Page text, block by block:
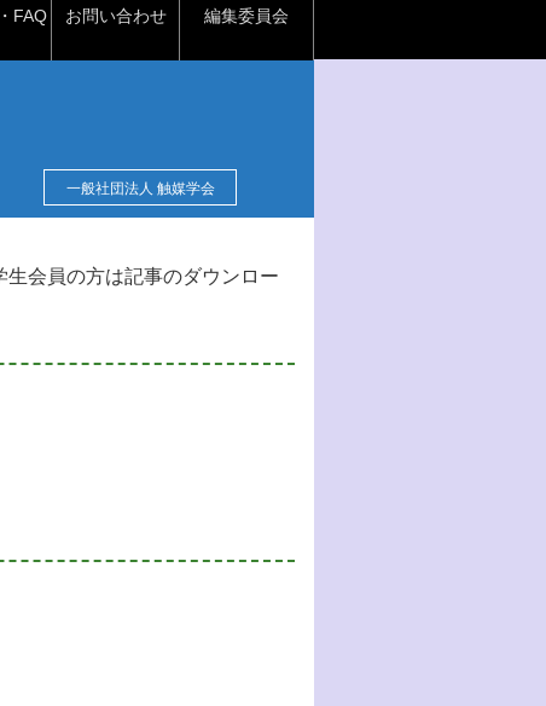
FAQ お問い合わせ 編集委員会
一般社団法人 触媒学会
会員の方は記事のダウンロー